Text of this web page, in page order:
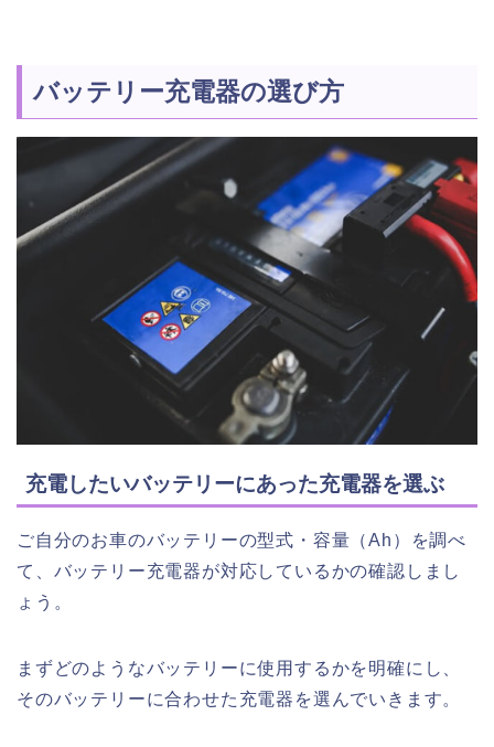
バッテリー充電器の選び方
充電したいバッテリーにあった充電器を選ぶ
ご自分のお車のバッテリーの型式・容量（Ah）を調べ
て、バッテリー充電器が対応しているかの確認しまし
ょう。
まずどのようなバッテリーに使用するかを明確にし、
そのバッテリーに合わせた充電器を選んでいきます。